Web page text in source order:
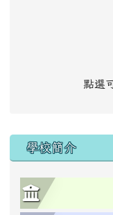
點選
學校簡介